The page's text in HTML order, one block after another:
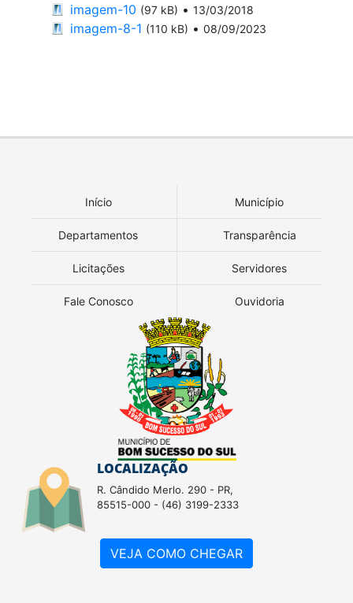
imagem-10 (97 kB) • 13/03/2018
imagem-8-1 (110 kB) • 08/09/2023
Início Município
Departamentos Transparência
Licitações Servidores
Fale Conosco Ouvidoria
LOCALIZAÇÃO
R. Cândido Merlo. 290 - PR,
85515-000 - (46) 3199-2333
VEJA COMO CHEGAR